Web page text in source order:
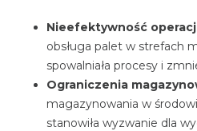
Nieefektywność
obsługa palet w strefach
spowalniała procesy i
Ograniczenia
magazynowania w
stanowiła wyzwanie dla